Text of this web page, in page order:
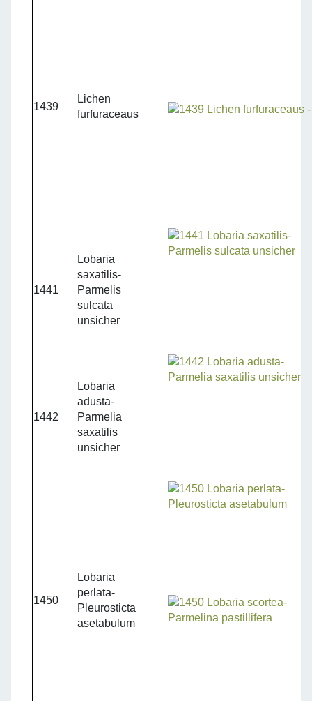
1439
Lichen
furfuraceaus
1441
Lobaria
saxatilis-
Parmelis
sulcata
unsicher
1442
Lobaria
adusta-
Parmelia
saxatilis
unsicher
1450
Lobaria
perlata-
Pleurosticta
asetabulum